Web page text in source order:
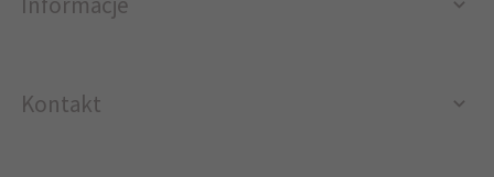
Kontakt